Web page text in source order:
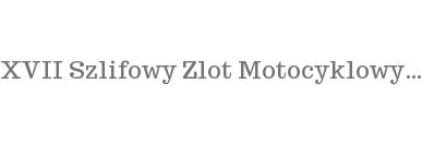
XVII Szlifowy Zlot Motocyklowy…